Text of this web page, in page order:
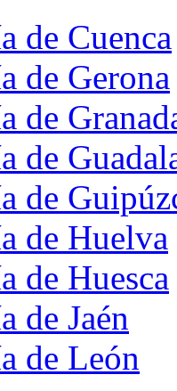
de Cuenca
de Gerona
de
de
de
de Huelva
de Huesca
de Jaén
de León